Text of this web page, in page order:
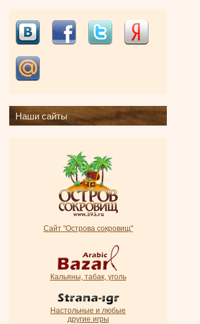
Наши сайты
Сайт "Острова сокровищ"
Кальяны, табак, уголь
Настольные и любые
другие игры